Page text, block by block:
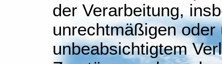
der Verarbeitung,
unrechtmäßigen
unbeabsichtigtem